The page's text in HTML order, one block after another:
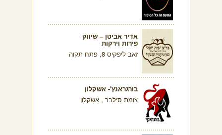
אדיר אביטן – שיווק
פירות וירקות
זאב ליפקיס 8, פתח תקוה
בורגראנץ'- אשקלון
צומת סילבר , אשקלון